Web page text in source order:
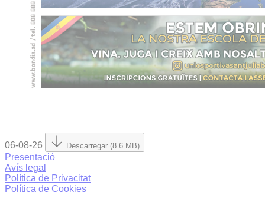
06-08-26 Descarregar (8.6 MB)
Presentació
Avís legal
Política de Privacitat
Política de Cookies